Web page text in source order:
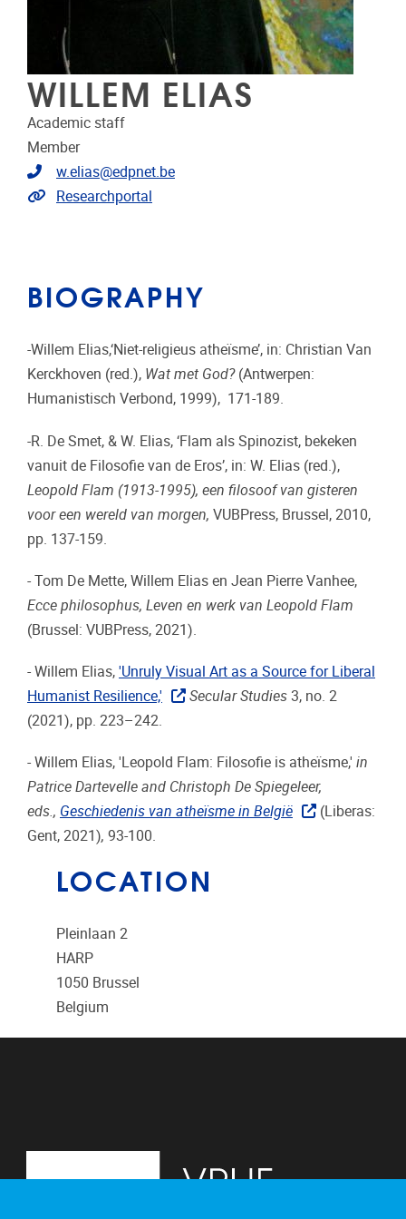
WILLEM ELIAS
Academic staff
Member
Telephone
w.elias@edpnet.be
Link to projects
Researchportal
BIOGRAPHY
-Willem Elias,‘Niet-religieus atheïsme’, in: Christian Van
Kerckhoven (red.), Wat met God?(Antwerpen:
Humanistisch Verbond, 1999), 171-189.
-R. De Smet, & W. Elias, ‘Flam als Spinozist, bekeken
vanuit de Filosofie van de Eros’, in: W. Elias (red.),
Leopold Flam (1913-1995), een filosoof van gisteren
voor een wereld van morgen, VUBPress, Brussel, 2010,
pp. 137-159.
- Tom De Mette, Willem Elias en Jean Pierre Vanhee,
Ecce philosophus, Leven en werk van Leopold Flam
(Brussel: VUBPress, 2021).
- Willem Elias, 'Unruly Visual Art as a Source for Liberal
Humanist Resilience,'
Secular Studies3, no. 2
(2021), pp. 223–242.
- Willem Elias, 'Leopold Flam: Filosofie is atheïsme,' in
Patrice Dartevelle and Christoph De Spiegeleer,
eds., Geschiedenis van atheïsme in België
(Liberas:
Gent, 2021), 93-100.
LOCATION
Pleinlaan 2
HARP
1050 Brussel
Belgium